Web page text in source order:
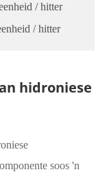
/ hitter
/ hitter
hidroniese
soos 'n